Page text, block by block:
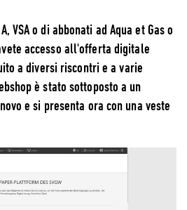
VSA o di abbonati ad Aqua et Gas o
accesso all'offerta digitale
a diversi riscontri e a varie
è stato sottoposto a un
e si presenta ora con una veste